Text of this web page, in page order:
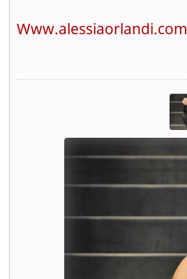
Www.alessiaorlandi.com